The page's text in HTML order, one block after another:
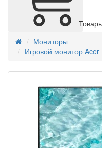
Мониторы
Игровой монитор